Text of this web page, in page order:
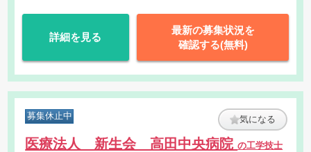
詳細を見る
最新の募集状況を
確認する(無料)
募集休止中 気になる
医療法人 新生会 高田中央病院の工学技士